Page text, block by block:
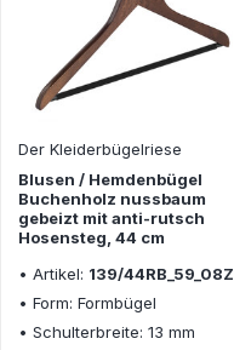
Der Kleiderbügelriese
Blusen / Hemdenbügel
Buchenholz nussbaum
gebeizt mit anti-rutsch
Hosensteg, 44 cm
• Artikel: 139/44RB_59_08Z
• Form: Formbügel
• Schulterbreite: 13 mm